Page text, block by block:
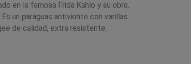
en la famosa Frida Kahlo y su obra.
un paraguas antiviento con varillas
de calidad, extra resistente.